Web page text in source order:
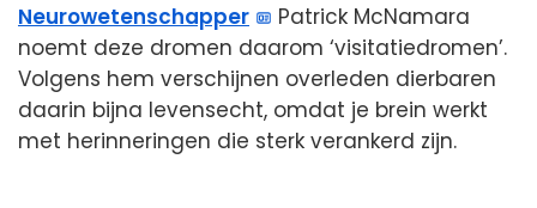
Neurowetenschapper
Patrick McNamara
noemt deze dromen daarom ‘visitatiedromen’.
Volgens hem verschijnen overleden dierbaren
daarin bijna levensecht, omdat je brein werkt
met herinneringen die sterk verankerd zijn.